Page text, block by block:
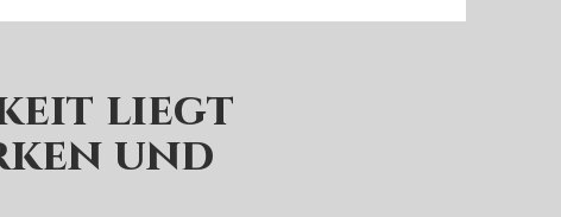
liegt
und